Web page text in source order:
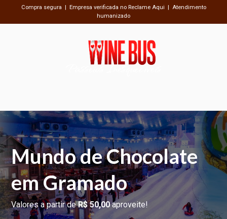
Compra segura | Empresa verificada no Reclame Aqui | Atendimento
humanizado
Passeios Inesquecíveis
Mundo de Chocolate
em Gramado
Valores a partir deR$ 50,00aproveite!